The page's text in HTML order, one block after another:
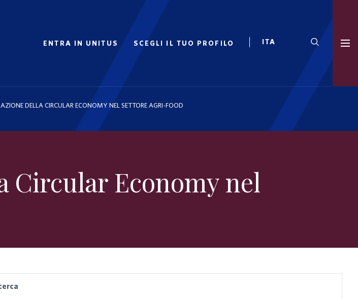
ENTRA IN UNITUS SCEGLI IL TUO PROFILO
DELLA CIRCULAR ECONOMY NEL SETTORE AGRI-FOOD
Circular Economy nel